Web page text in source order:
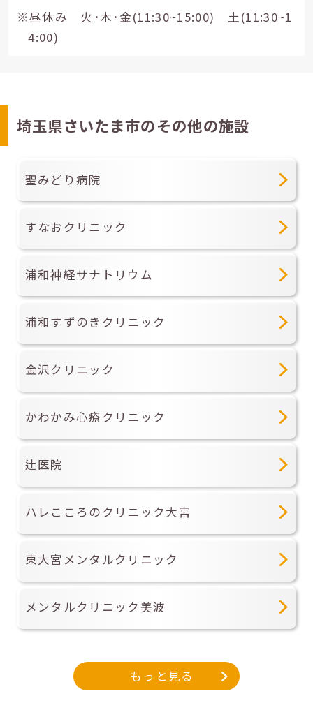
※昼休み 火･木･金(11:30~15:00) 土(11:30~1
4:00)
埼玉県さいたま市のその他の施設
聖みどり病院
すなおクリニック
浦和神経サナトリウム
浦和すずのきクリニック
金沢クリニック
かわかみ心療クリニック
辻医院
ハレこころのクリニック大宮
東大宮メンタルクリニック
メンタルクリニック美波
もっと見る